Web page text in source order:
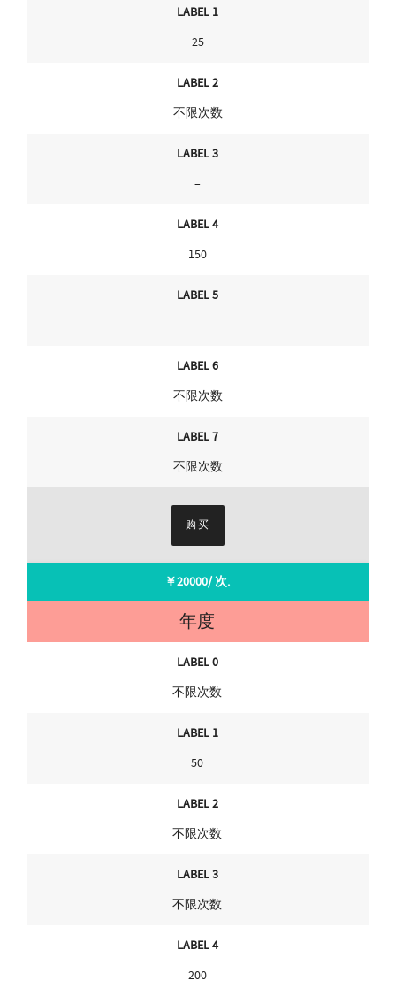
LABEL 1
25
LABEL 2
不限次数
LABEL 3
–
LABEL 4
150
LABEL 5
–
LABEL 6
不限次数
LABEL 7
不限次数
购买
￥20000/ 次.
年度
LABEL 0
不限次数
LABEL 1
50
LABEL 2
不限次数
LABEL 3
不限次数
LABEL 4
200